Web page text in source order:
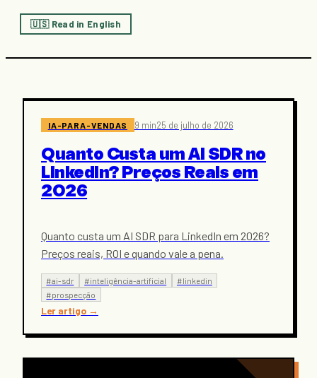
🇺🇸 Read in English
IA-PARA-VENDAS 9 min25 de julho de 2026
Quanto Custa um AI SDR no
LinkedIn? Preços Reais em
2026
Quanto custa um AI SDR para LinkedIn em 2026?
Preços reais, ROI e quando vale a pena.
#ai-sdr #inteligência-artificial #linkedin
#prospecção
Ler artigo →